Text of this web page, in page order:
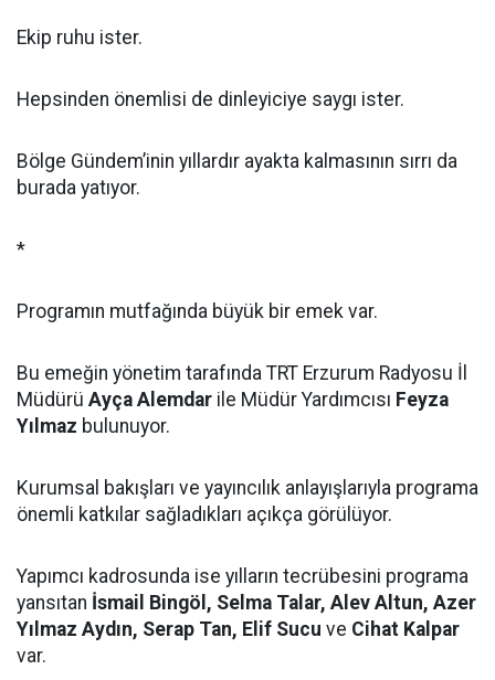
Ekip ruhu ister.
Hepsinden önemlisi de dinleyiciye saygı ister.
Bölge Gündem’inin yıllardır ayakta kalmasının sırrı da
burada yatıyor.
*
Programın mutfağında büyük bir emek var.
Bu emeğin yönetim tarafında TRT Erzurum Radyosu İl
Müdürü Ayça Alemdar ile Müdür Yardımcısı Feyza
Yılmaz bulunuyor.
Kurumsal bakışları ve yayıncılık anlayışlarıyla programa
önemli katkılar sağladıkları açıkça görülüyor.
Yapımcı kadrosunda ise yılların tecrübesini programa
yansıtan İsmail Bingöl, Selma Talar, Alev Altun, Azer
Yılmaz Aydın, Serap Tan, Elif Sucu ve Cihat Kalpar
var.